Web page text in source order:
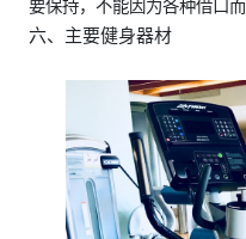
要保持，不能因为各种借口而
六、主要健身器材